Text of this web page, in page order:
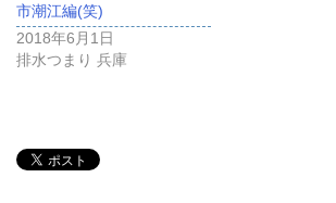
市潮江編(笑)
2018年6月1日
排水つまり 兵庫